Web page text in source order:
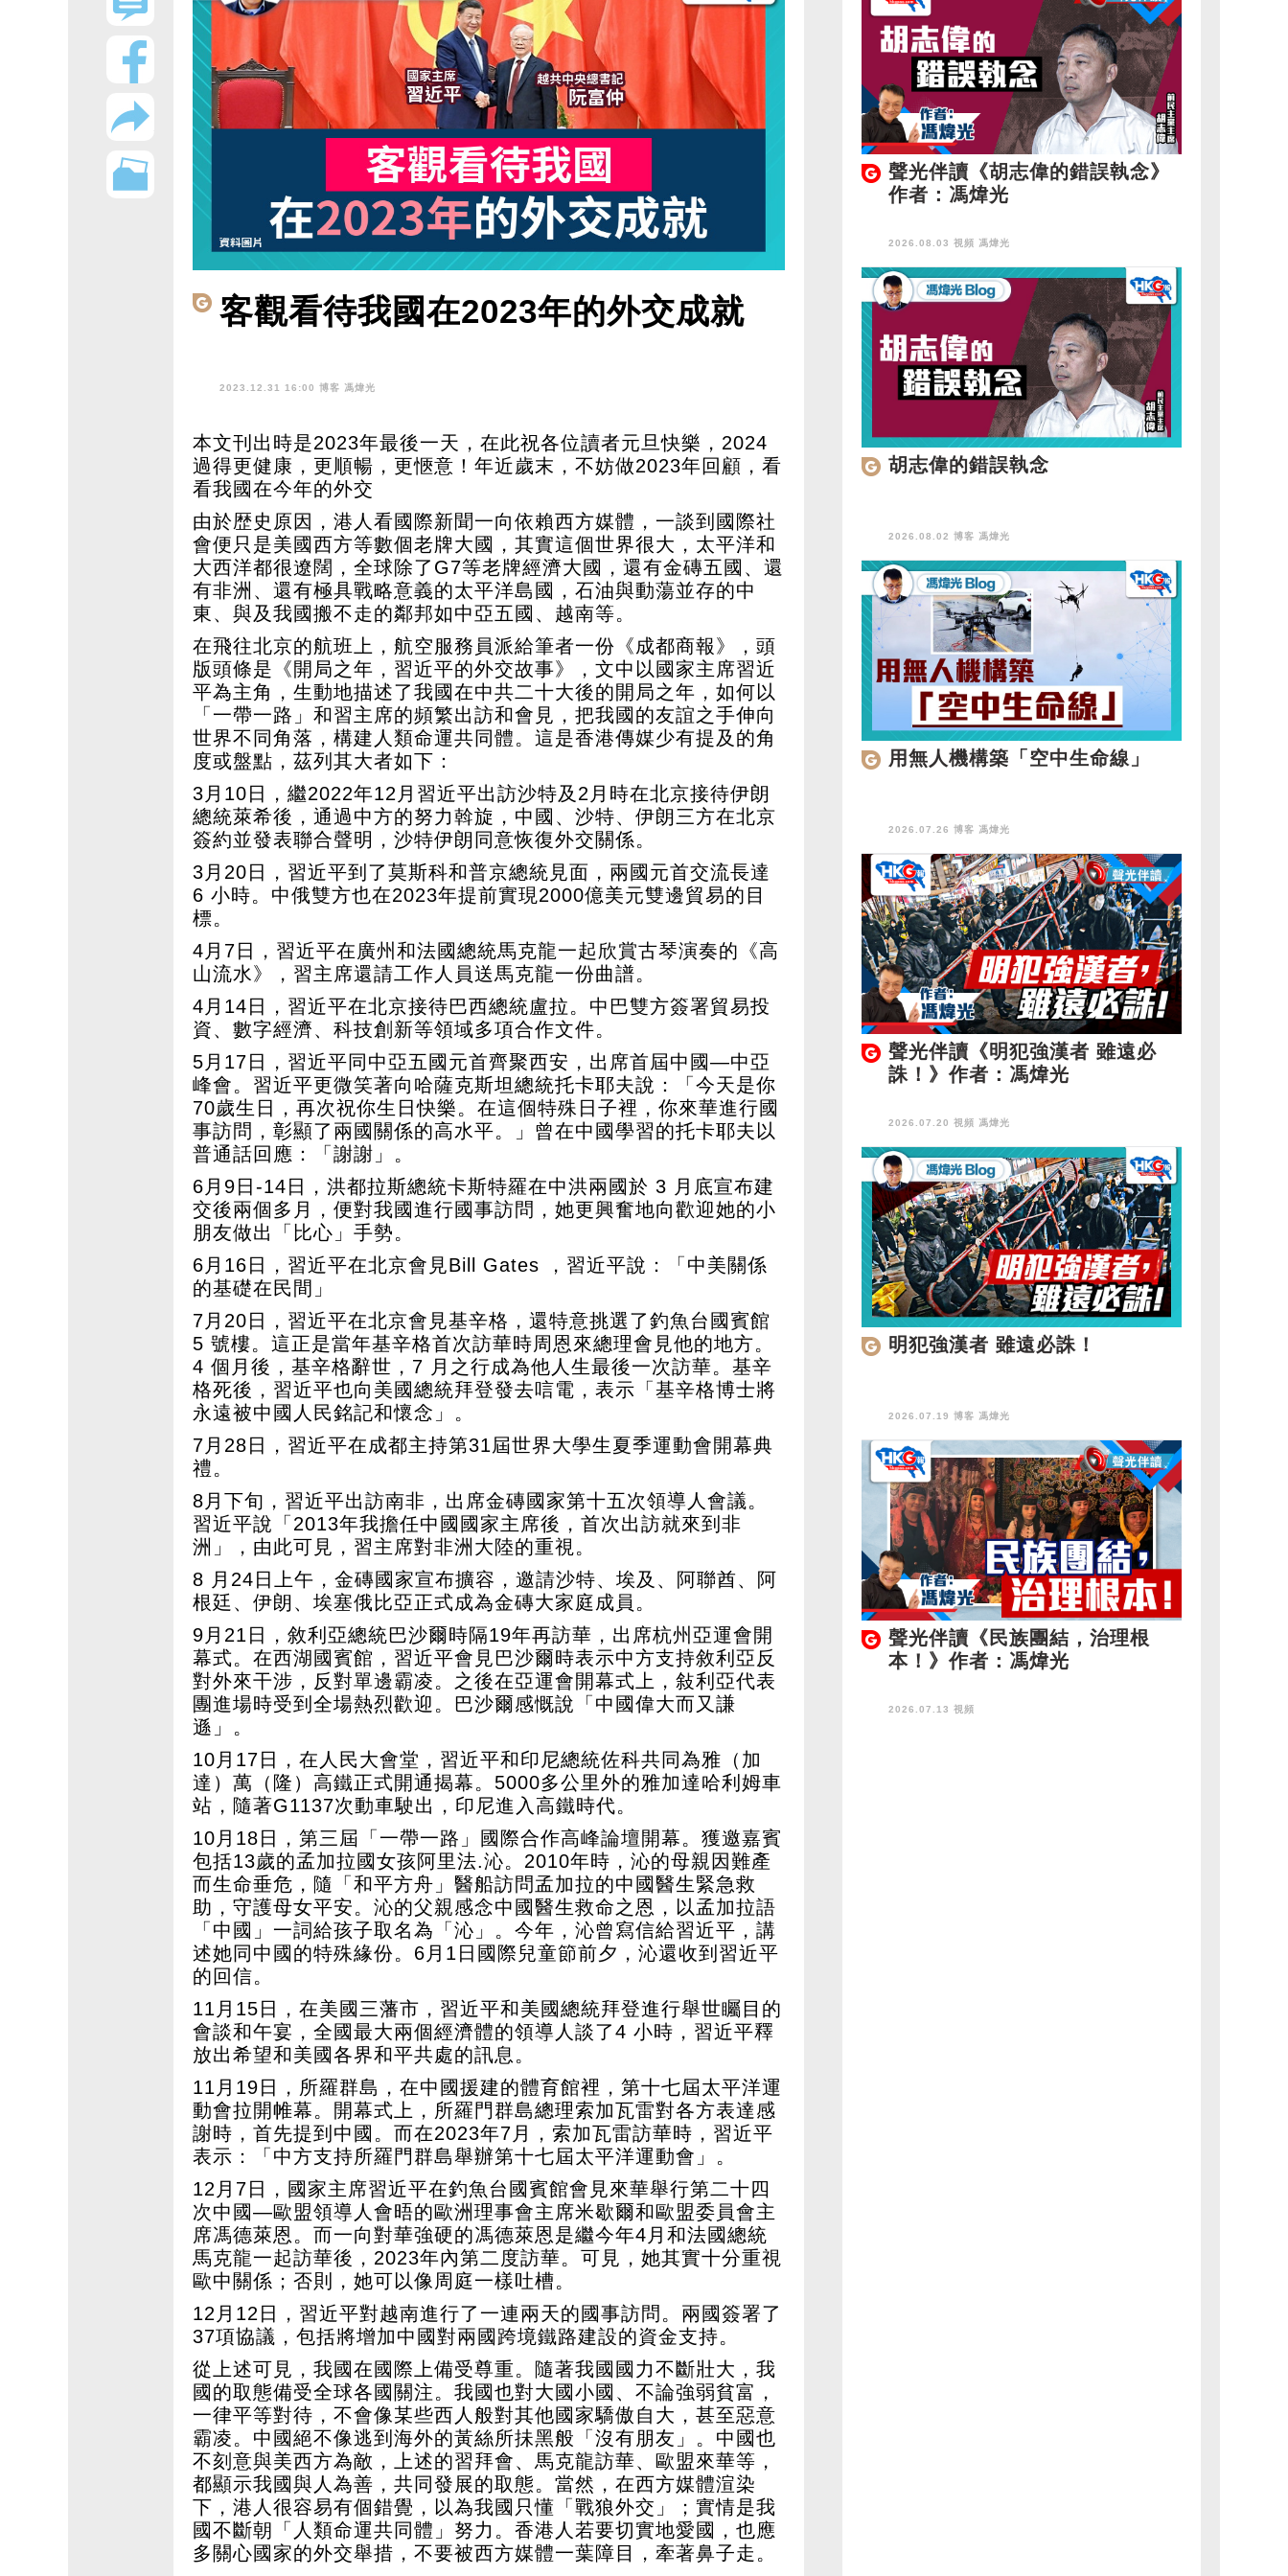
客觀看待我國在2023年的外交成就
2023.12.31 16:00 博客 馮煒光
本文刊出時是2023年最後一天，在此祝各位讀者元旦快樂，2024
過得更健康，更順暢，更愜意！年近歲末，不妨做2023年回顧，看
看我國在今年的外交
由於歴史原因，港人看國際新聞一向依賴西方媒體，一談到國際社
會便只是美國西方等數個老牌大國，其實這個世界很大，太平洋和
大西洋都很遼闊，全球除了G7等老牌經濟大國，還有金磚五國、還
有非洲、還有極具戰略意義的太平洋島國，石油與動蕩並存的中
東、與及我國搬不走的鄰邦如中亞五國、越南等。
在飛往北京的航班上，航空服務員派給筆者一份《成都商報》，頭
版頭條是《開局之年，習近平的外交故事》，文中以國家主席習近
平為主角，生動地描述了我國在中共二十大後的開局之年，如何以
「一帶一路」和習主席的頻繁出訪和會見，把我國的友誼之手伸向
世界不同角落，構建人類命運共同體。這是香港傳媒少有提及的角
度或盤點，茲列其大者如下：
3月10日，繼2022年12月習近平出訪沙特及2月時在北京接待伊朗
總統萊希後，通過中方的努力斡旋，中國、沙特、伊朗三方在北京
簽約並發表聯合聲明，沙特伊朗同意恢復外交關係。
3月20日，習近平到了莫斯科和普京總統見面，兩國元首交流長達
6 小時。中俄雙方也在2023年提前實現2000億美元雙邊貿易的目
標。
4月7日，習近平在廣州和法國總統馬克龍一起欣賞古琴演奏的《高
山流水》，習主席還請工作人員送馬克龍一份曲譜。
4月14日，習近平在北京接待巴西總統盧拉。中巴雙方簽署貿易投
資、數字經濟、科技創新等領域多項合作文件。
5月17日，習近平同中亞五國元首齊聚西安，出席首屆中國—中亞
峰會。習近平更微笑著向哈薩克斯坦總統托卡耶夫說：「今天是你
70歲生日，再次祝你生日快樂。在這個特殊日子裡，你來華進行國
事訪問，彰顯了兩國關係的高水平。」曾在中國學習的托卡耶夫以
普通話回應：「謝謝」。
6月9日-14日，洪都拉斯總統卡斯特羅在中洪兩國於 3 月底宣布建
交後兩個多月，便對我國進行國事訪問，她更興奮地向歡迎她的小
朋友做出「比心」手勢。
6月16日，習近平在北京會見Bill Gates ，習近平說：「中美關係
的基礎在民間」
7月20日，習近平在北京會見基辛格，還特意挑選了釣魚台國賓館
5 號樓。這正是當年基辛格首次訪華時周恩來總理會見他的地方。
4 個月後，基辛格辭世，7 月之行成為他人生最後一次訪華。基辛
格死後，習近平也向美國總統拜登發去唁電，表示「基辛格博士將
永遠被中國人民銘記和懷念」。
7月28日，習近平在成都主持第31屆世界大學生夏季運動會開幕典
禮。
8月下旬，習近平出訪南非，出席金磚國家第十五次領導人會議。
習近平說「2013年我擔任中國國家主席後，首次出訪就來到非
洲」，由此可見，習主席對非洲大陸的重視。
8 月24日上午，金磚國家宣布擴容，邀請沙特、埃及、阿聯酋、阿
根廷、伊朗、埃塞俄比亞正式成為金磚大家庭成員。
9月21日，敘利亞總統巴沙爾時隔19年再訪華，出席杭州亞運會開
幕式。在西湖國賓館，習近平會見巴沙爾時表示中方支持敘利亞反
對外來干涉，反對單邊霸凌。之後在亞運會開幕式上，敍利亞代表
團進場時受到全場熱烈歡迎。巴沙爾感慨說「中國偉大而又謙
遜」。
10月17日，在人民大會堂，習近平和印尼總統佐科共同為雅（加
達）萬（隆）高鐵正式開通揭幕。5000多公里外的雅加達哈利姆車
站，隨著G1137次動車駛出，印尼進入高鐵時代。
10月18日，第三屆「一帶一路」國際合作高峰論壇開幕。獲邀嘉賓
包括13歲的孟加拉國女孩阿里法.沁。2010年時，沁的母親因難產
而生命垂危，隨「和平方舟」醫船訪問孟加拉的中國醫生緊急救
助，守護母女平安。沁的父親感念中國醫生救命之恩，以孟加拉語
「中國」一詞給孩子取名為「沁」。今年，沁曾寫信給習近平，講
述她同中國的特殊緣份。6月1日國際兒童節前夕，沁還收到習近平
的回信。
11月15日，在美國三藩市，習近平和美國總統拜登進行舉世矚目的
會談和午宴，全國最大兩個經濟體的領導人談了4 小時，習近平釋
放出希望和美國各界和平共處的訊息。
11月19日，所羅群島，在中國援建的體育館裡，第十七屆太平洋運
動會拉開帷幕。開幕式上，所羅門群島總理索加瓦雷對各方表達感
謝時，首先提到中國。而在2023年7月，索加瓦雷訪華時，習近平
表示：「中方支持所羅門群島舉辦第十七屆太平洋運動會」。
12月7日，國家主席習近平在釣魚台國賓館會見來華舉行第二十四
次中國—歐盟領導人會晤的歐洲理事會主席米歇爾和歐盟委員會主
席馮德萊恩。而一向對華強硬的馮德萊恩是繼今年4月和法國總統
馬克龍一起訪華後，2023年內第二度訪華。可見，她其實十分重視
歐中關係；否則，她可以像周庭一樣吐槽。
12月12日，習近平對越南進行了一連兩天的國事訪問。兩國簽署了
37項協議，包括將增加中國對兩國跨境鐵路建設的資金支持。
從上述可見，我國在國際上備受尊重。隨著我國國力不斷壯大，我
國的取態備受全球各國關注。我國也對大國小國、不論強弱貧富，
一律平等對待，不會像某些西人般對其他國家驕傲自大，甚至惡意
霸凌。中國絕不像逃到海外的黃絲所抺黑般「沒有朋友」。中國也
不刻意與美西方為敵，上述的習拜會、馬克龍訪華、歐盟來華等，
都顯示我國與人為善，共同發展的取態。當然，在西方媒體渲染
下，港人很容易有個錯覺，以為我國只懂「戰狼外交」；實情是我
國不斷朝「人類命運共同體」努力。香港人若要切實地愛國，也應
多關心國家的外交舉措，不要被西方媒體一葉障目，牽著鼻子走。
聲光伴讀《胡志偉的錯誤執念》
作者：馮煒光
2026.08.03 視頻 馮煒光
胡志偉的錯誤執念
2026.08.02 博客 馮煒光
用無人機構築「空中生命線」
2026.07.26 博客 馮煒光
聲光伴讀《明犯強漢者 雖遠必
誅！》作者：馮煒光
2026.07.20 視頻 馮煒光
明犯強漢者 雖遠必誅！
2026.07.19 博客 馮煒光
聲光伴讀《民族團結，治理根
本！》作者：馮煒光
2026.07.13 視頻